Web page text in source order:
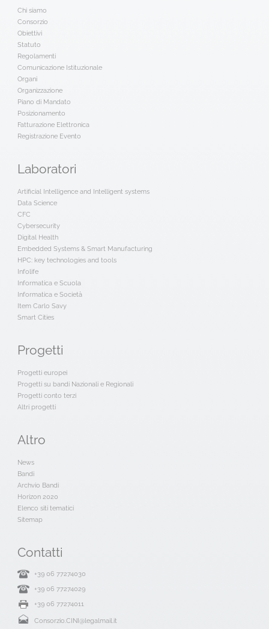
Chi siamo
Consorzio
Obiettivi
Statuto
Regolamenti
Comunicazione Istituzionale
Organi
Organizzazione
Piano di Mandato
Posizionamento
Fatturazione Elettronica
Registrazione Evento
Laboratori
Artificial Intelligence and Intelligent systems
Data Science
CFC
Cybersecurity
Digital Health
Embedded Systems & Smart Manufacturing
HPC: key technologies and tools
Infolife
Informatica e Scuola
Informatica e Società
Item Carlo Savy
Smart Cities
Progetti
Progetti europei
Progetti su bandi Nazionali e Regionali
Progetti conto terzi
Altri progetti
Altro
News
Bandi
Archvio Bandi
Horizon 2020
Elenco siti tematici
Sitemap
Contatti
+39 06 77274030
+39 06 77274029
+39 06 77274011
Consorzio.CINI@legalmail.it